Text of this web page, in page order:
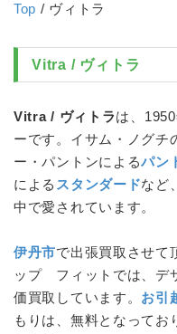
Top / ヴィトラ
Vitra / ヴィトラ
Vitra / ヴィトラは、
ーです。イサム・ノグチ
ー・パントンによるパン
による スタンダードなど、
中で愛されています。
伊丹市で出張買取させて
ップ フィットでは、デ
価買取しています。 お引
もりは、無料となってお